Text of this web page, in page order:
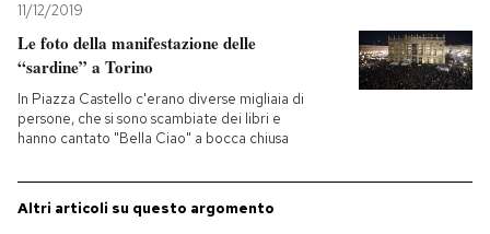
Tecnologia
Internet
Cultura
Economia
Sport
Ok Boomer!
Europa
Altrecose
Mondiali calcio 2026
11/12/2019
Le foto della manifestazione delle
“sardine” a Torino
In Piazza Castello c'erano diverse migliaia di
persone, che si sono scambiate dei libri e
hanno cantato "Bella Ciao" a bocca chiusa
Altri articoli su questo argomento